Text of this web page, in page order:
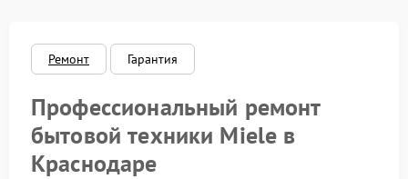
Ремонт Гарантия
Профессиональный ремонт
бытовой техники Miele в
Краснодаре